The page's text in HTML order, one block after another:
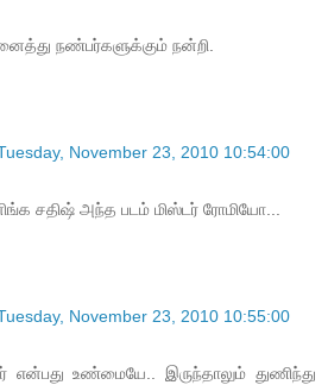
நண்பர்களுக்கும் நன்றி.
November 23, 2010 10:54:00
சதிஷ் அந்த படம் மிஸ்டர் ரோமியோ...
November 23, 2010 10:55:00
என்பது உண்மையே.. இருந்தாலும் துணிந்து